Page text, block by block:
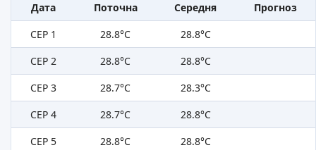
Дата Поточна Середня
Прогноз
СЕР 1
28.8°C
28.8°C
СЕР 2
28.8°C
28.8°C
СЕР 3
28.7°C
28.3°C
СЕР 4
28.7°C
28.8°C
СЕР 5
28.8°C
28.8°C